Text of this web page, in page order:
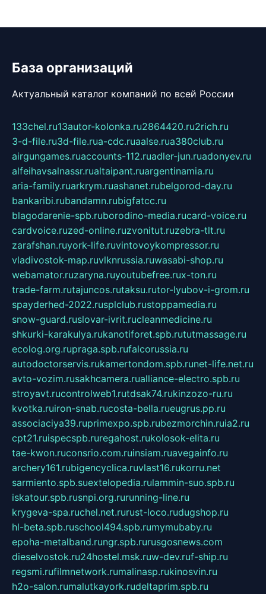
База организаций
Актуальный каталог компаний по всей России
133chel.ru13autor-kolonka.ru2864420.ru2rich.ru
3-d-file.ru3d-file.rua-cdc.ruaalse.rua380club.ru
airgungames.ruaccounts-112.ruadler-jun.ruadonyev.ru
alfeihavsalnassr.rualtaipant.ruargentinamia.ru
aria-family.ruarkrym.ruashanet.rubelgorod-day.ru
bankaribi.rubandamn.rubigfatcc.ru
blagodarenie-spb.ruborodino-media.rucard-voice.ru
cardvoice.ruzed-online.ruzvonitut.ruzebra-tlt.ru
zarafshan.ruyork-life.ruvintovoykompressor.ru
vladivostok-map.ruvlknrussia.ruwasabi-shop.ru
webamator.ruzaryna.ruyoutubefree.rux-ton.ru
trade-farm.rutajuncos.rutaksu.rutor-lyubov-i-grom.ru
spayderhed-2022.rusplclub.rustoppamedia.ru
snow-guard.ruslovar-ivrit.rucleanmedicine.ru
shkurki-karakulya.rukanotiforet.spb.rututmassage.ru
ecolog.org.rupraga.spb.rufalcorussia.ru
autodoctorservis.rukamertondom.spb.runet-life.net.ru
avto-vozim.rusakhcamera.rualliance-electro.spb.ru
stroyavt.rucontrolweb1.rutdsak74.rukinzozo-ru.ru
kvotka.ruiron-snab.rucosta-bella.rueugrus.pp.ru
associaciya39.ruprimexpo.spb.rubezmorchin.ruia2.ru
cpt21.ruispecspb.ruregahost.rukolosok-elita.ru
tae-kwon.ruconsrio.com.ruinsiam.ruavegainfo.ru
archery161.rubigencyclica.ruvlast16.rukorru.net
sarmiento.spb.suextelopedia.rulammin-suo.spb.ru
iskatour.spb.rusnpi.org.rurunning-line.ru
krygeva-spa.ruchel.net.rurust-loco.rudugshop.ru
hl-beta.spb.ruschool494.spb.rumymubaby.ru
epoha-metalband.rungr.spb.rurusgosnews.com
dieselvostok.ru24hostel.msk.ruw-dev.ruf-ship.ru
regsmi.rufilmnetwork.rumalinasp.rukinosvin.ru
h2o-salon.rumalutkayork.rudeltaprim.spb.ru